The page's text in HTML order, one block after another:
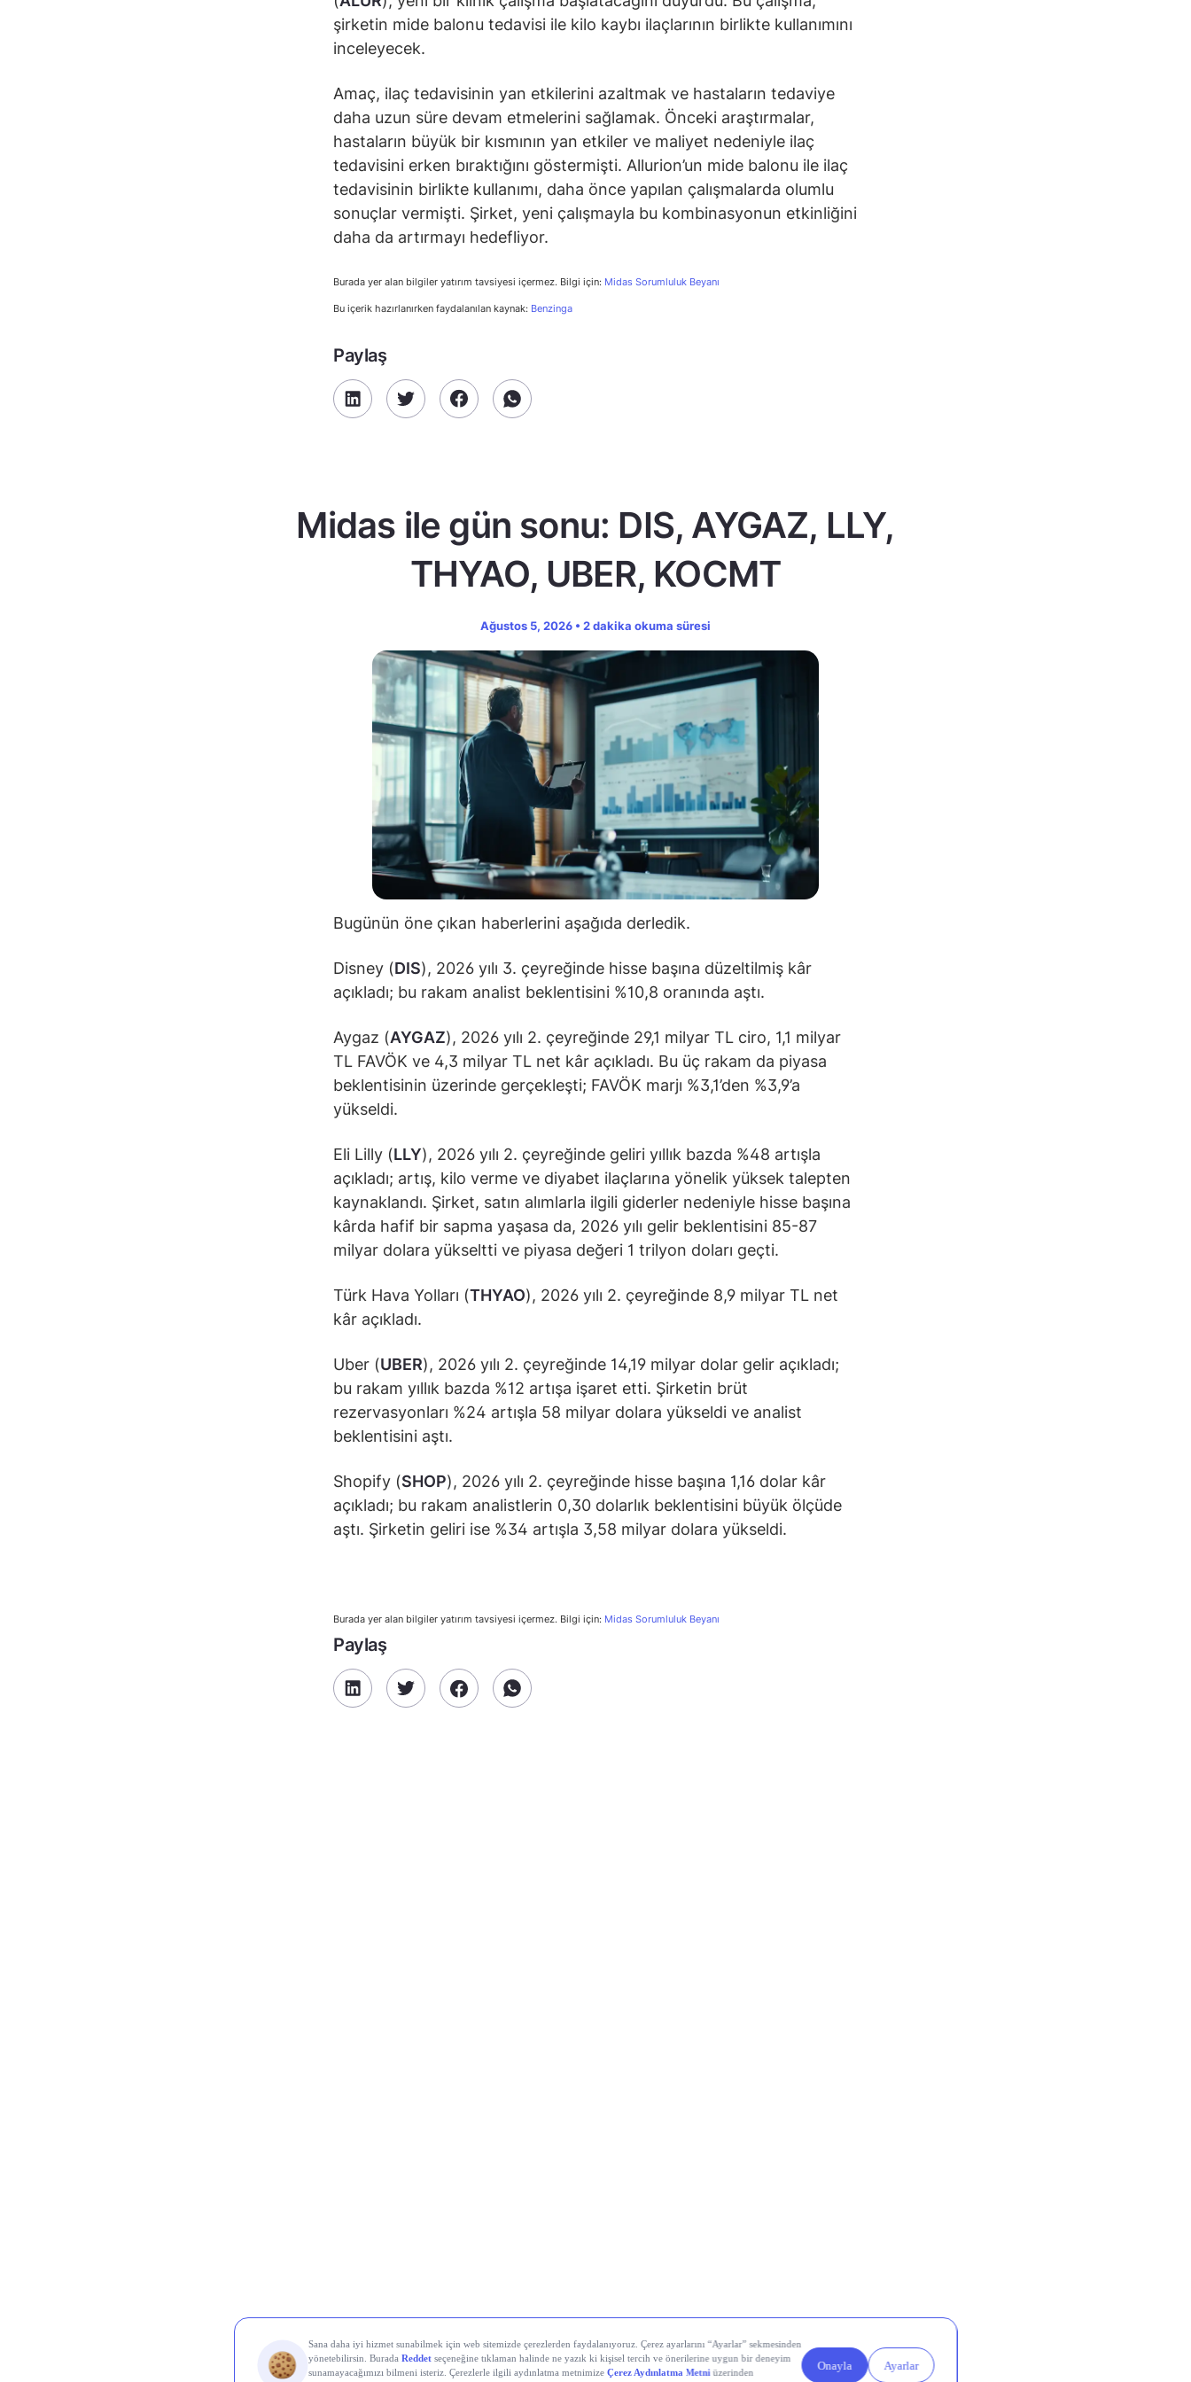
şirketin mide balonu tedavisi ile kilo kaybı ilaçlarının birlikte kullanımını
inceleyecek.
Amaç, ilaç tedavisinin yan etkilerini azaltmak ve hastaların tedaviye
daha uzun süre devam etmelerini sağlamak. Önceki araştırmalar,
hastaların büyük bir kısmının yan etkiler ve maliyet nedeniyle ilaç
tedavisini erken bıraktığını göstermişti. Allurion’un mide balonu ile ilaç
tedavisinin birlikte kullanımı, daha önce yapılan çalışmalarda olumlu
sonuçlar vermişti. Şirket, yeni çalışmayla bu kombinasyonun etkinliğini
daha da artırmayı hedefliyor.
Burada yer alan bilgiler yatırım tavsiyesi içermez. Bilgi için: Midas Sorumluluk Beyanı
Bu içerik hazırlanırken faydalanılan kaynak: Benzinga
Paylaş
Midas ile gün sonu: DIS, AYGAZ, LLY,
THYAO, UBER, KOCMT
Ağustos 5, 2026 • 2 dakika okuma süresi
Bugünün öne çıkan haberlerini aşağıda derledik.
Disney (DIS), 2026 yılı 3. çeyreğinde hisse başına düzeltilmiş kâr
açıkladı; bu rakam analist beklentisini %10,8 oranında aştı.
Aygaz (AYGAZ), 2026 yılı 2. çeyreğinde 29,1 milyar TL ciro, 1,1 milyar
TL FAVÖK ve 4,3 milyar TL net kâr açıkladı. Bu üç rakam da piyasa
beklentisinin üzerinde gerçekleşti; FAVÖK marjı %3,1’den %3,9’a
yükseldi.
Eli Lilly (LLY), 2026 yılı 2. çeyreğinde geliri yıllık bazda %48 artışla
açıkladı; artış, kilo verme ve diyabet ilaçlarına yönelik yüksek talepten
kaynaklandı. Şirket, satın alımlarla ilgili giderler nedeniyle hisse başına
kârda hafif bir sapma yaşasa da, 2026 yılı gelir beklentisini 85-87
milyar dolara yükseltti ve piyasa değeri 1 trilyon doları geçti.
Türk Hava Yolları (THYAO), 2026 yılı 2. çeyreğinde 8,9 milyar TL net
kâr açıkladı.
Uber (UBER), 2026 yılı 2. çeyreğinde 14,19 milyar dolar gelir açıkladı;
bu rakam yıllık bazda %12 artışa işaret etti. Şirketin brüt
rezervasyonları %24 artışla 58 milyar dolara yükseldi ve analist
beklentisini aştı.
Shopify (SHOP), 2026 yılı 2. çeyreğinde hisse başına 1,16 dolar kâr
açıkladı; bu rakam analistlerin 0,30 dolarlık beklentisini büyük ölçüde
aştı. Şirketin geliri ise %34 artışla 3,58 milyar dolara yükseldi.
Burada yer alan bilgiler yatırım tavsiyesi içermez. Bilgi için: Midas Sorumluluk Beyanı
Paylaş